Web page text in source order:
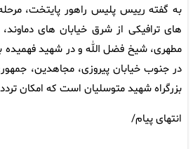
به گفته رییس پلیس راهور پایتخت،
های ترافیکی از شرق خیابان های
مطهری، شیخ فضل الله و در شهید
در جنوب خیابان پیروزی، مجاهدین،
بزرگراه شهید متوسلیان است که امکان تردد
انتهای پیام/